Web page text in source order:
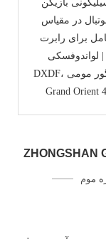
ZHONGSHAN
موم